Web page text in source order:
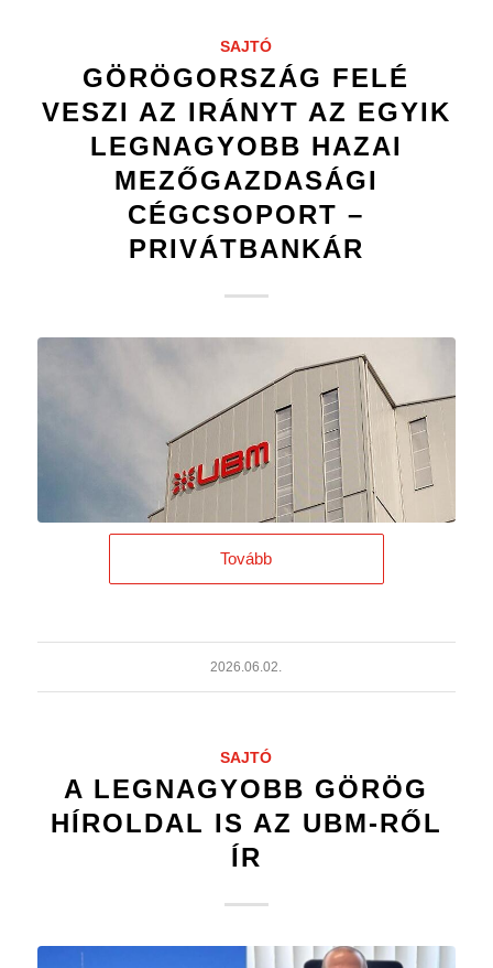
SAJTÓ
GÖRÖGORSZÁG FELÉ
VESZI AZ IRÁNYT AZ EGYIK
LEGNAGYOBB HAZAI
MEZŐGAZDASÁGI
CÉGCSOPORT –
PRIVÁTBANKÁR
Tovább
2026.06.02.
SAJTÓ
A LEGNAGYOBB GÖRÖG
HÍROLDAL IS AZ UBM-RŐL
ÍR